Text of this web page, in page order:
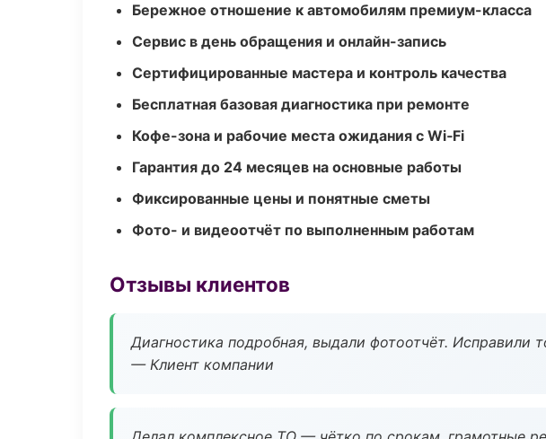
Бережное отношение к автомобилям премиум-класса
Сервис в день обращения и онлайн-запись
Сертифицированные мастера и контроль качества
Бесплатная базовая диагностика при ремонте
Кофе-зона и рабочие места ожидания с Wi‑Fi
Гарантия до 24 месяцев на основные работы
Фиксированные цены и понятные сметы
Фото- и видеоотчёт по выполненным работам
Отзывы клиентов
Диагностика подробная, выдали фотоотчёт. Исправили
— Клиент компании